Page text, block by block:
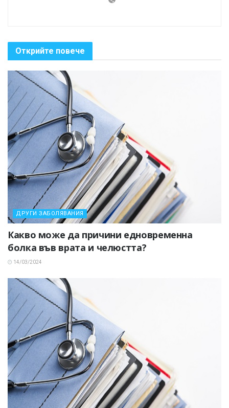
Открийте повече
ДРУГИ ЗАБОЛЯВАНИЯ
Какво може да причини едновременна
болка във врата и челюстта?
14/03/2024